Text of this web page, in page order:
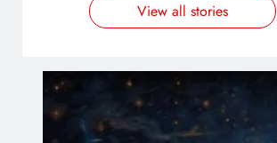
View all stories